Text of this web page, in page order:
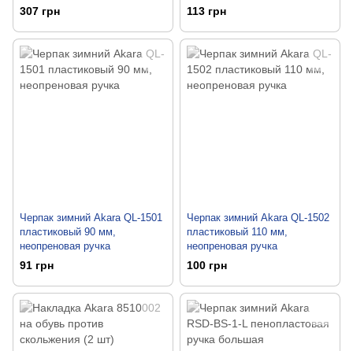
307 грн 113 грн
Черпак зимний Akara QL-1501
пластиковый 90 мм,
неопреновая ручка
91 грн
Черпак зимний Akara QL-1502
пластиковый 110 мм,
неопреновая ручка
100 грн